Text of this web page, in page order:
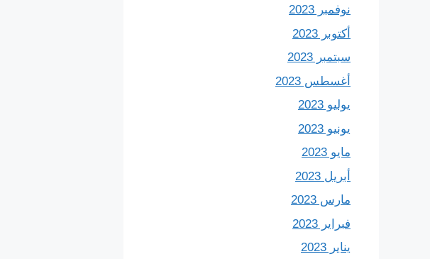
نوفمبر 2023
أكتوبر 2023
سبتمبر 2023
أغسطس 2023
يوليو 2023
يونيو 2023
مايو 2023
أبريل 2023
مارس 2023
فبراير 2023
يناير 2023